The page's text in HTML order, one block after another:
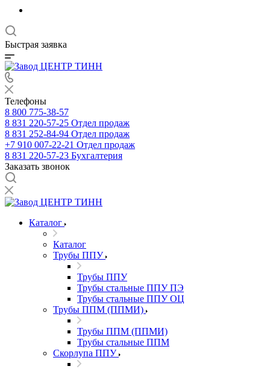
Быстрая заявка
Телефоны
8 800 775-38-57
8 831 220-57-25 Отдел продаж
8 831 252-84-94 Отдел продаж
+7 910 007-22-21 Отдел продаж
8 831 220-57-23 Бухгалтерия
Заказать звонок
Каталог
Каталог
Трубы ППУ
Трубы ППУ
Трубы стальные ППУ ПЭ
Трубы стальные ППУ ОЦ
Трубы ППМ (ППМИ)
Трубы ППМ (ППМИ)
Трубы стальные ППМ
Скорлупа ППУ